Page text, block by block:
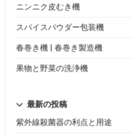
ニンニク皮むき機
スパイスパウダー包装機
春巻き機 | 春巻き製造機
果物と野菜の洗浄機
最新の投稿
紫外線殺菌器の利点と用途